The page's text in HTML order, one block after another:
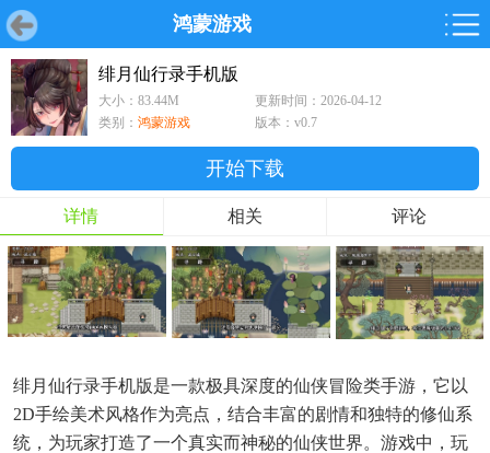
鸿蒙游戏
首页 游戏 软件
首页 游戏 软件 鸿蒙
游戏
鸿蒙
软件
专题
绯月仙行录手机版
大小：83.44M
更新时间：2026-04-12
类别： 鸿蒙游戏 版本：v0.7
开始下载
详情 相关 评论
绯月仙行录手机版是一款极具深度的仙侠冒险类手游，它以
2D手绘美术风格作为亮点，结合丰富的剧情和独特的修仙系
统，为玩家打造了一个真实而神秘的仙侠世界。游戏中，玩